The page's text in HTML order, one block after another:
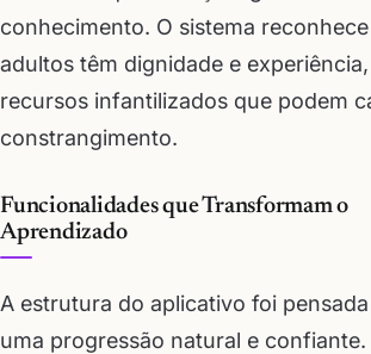
conhecimento. O sistema
adultos têm dignidade e
recursos infantilizados que podem
constrangimento.
Funcionalidades que Transformam o
Aprendizado
A estrutura do aplicativo foi
uma progressão natural e confiante.